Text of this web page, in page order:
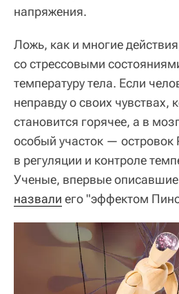
напряжения.
Ложь, как и многие
со стрессовыми
температуру тела. Если
неправду о своих чувствах,
становится горячее, а в
особый участок — островок
в регуляции и контроле
Ученые, впервые
назвали его "эффектом